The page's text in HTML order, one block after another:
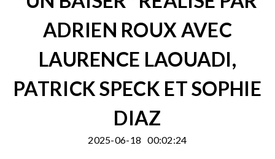
ADRIEN ROUX AVEC
LAURENCE LAOUADI,
PATRICK SPECK ET SOPHIE
DIAZ
2025-06-18 00:02:24